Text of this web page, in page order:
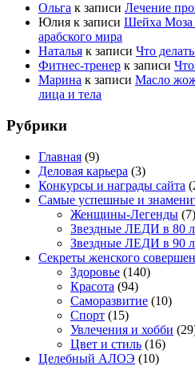
Ольга к записи Лечение
Юлия к записи Шейха Моза
арабского мира
Наталья к записи Что
Фитнес-тренер к записи
Марина к записи Масло
лица и тела
Рубрики
Главная (9)
Деловая карьера (3)
Конкурсы и награды сайта
Самые успешные и
Женщины-Легенды (7)
Звездные ЛЕДИ в 80
Звездные ЛЕДИ в 90
Секреты женского
Здоровье (140)
Красота (94)
Саморазвитие (10)
Спорт (15)
Увлечения и хобби
Цвет и стиль (16)
Целебный АЛОЭ (10)